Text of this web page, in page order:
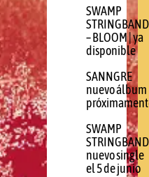
SWAMP
STRINGBAND
– BLOOM | ya
disponible
SANNGRE
nuevo álbum
SWAMP
STRINGBAND
nuevo single
el 5 de junio